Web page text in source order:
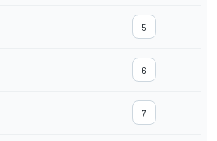
5
6
7